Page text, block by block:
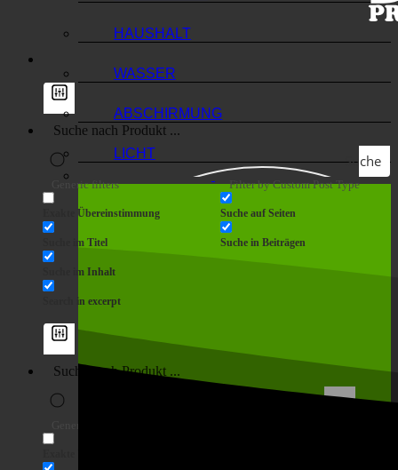
Suche
Generic filters
Exakte Übereinstimmung
Suche im Titel
Suche im Inhalt
Search in excerpt
Filter by Custom Post Type
Suche auf Seiten
Suche in Beiträgen
Suche
HAUSHALT
WASSER
ABSCHIRMUNG
LICHT